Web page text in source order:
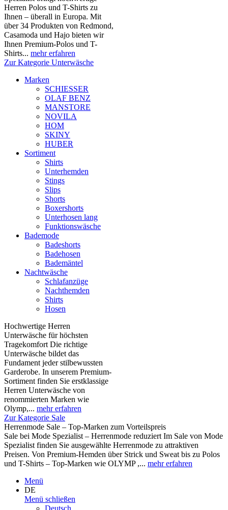
Herren Polos und T-Shirts zu
Ihnen – überall in Europa. Mit
über 34 Produkten von Redmond,
Casamoda und Hajo bieten wir
Ihnen Premium-Polos und T-
Shirts... mehr erfahren
Zur Kategorie Unterwäsche
Marken
SCHIESSER
OLAF BENZ
MANSTORE
NOVILA
HOM
SKINY
HUBER
Sortiment
Shirts
Unterhemden
Stings
Slips
Shorts
Boxershorts
Unterhosen lang
Funktionswäsche
Bademode
Badeshorts
Badehosen
Bademäntel
Nachtwäsche
Schlafanzüge
Nachthemden
Shirts
Hosen
Hochwertige Herren
Unterwäsche für höchsten
Tragekomfort Die richtige
Unterwäsche bildet das
Fundament jeder stilbewussten
Garderobe. In unserem Premium-
Sortiment finden Sie erstklassige
Herren Unterwäsche von
renommierten Marken wie
Olymp,... mehr erfahren
Zur Kategorie Sale
Herrenmode Sale – Top-Marken zum Vorteilspreis
Sale bei Mode Spezialist – Herrenmode reduziert Im Sale von Mode
Spezialist finden Sie ausgewählte Herrenmode zu attraktiven
Preisen. Von Premium-Hemden über Strick und Sweat bis zu Polos
und T-Shirts – Top-Marken wie OLYMP ,... mehr erfahren
Menü
DE
Menü schließen
Deutsch